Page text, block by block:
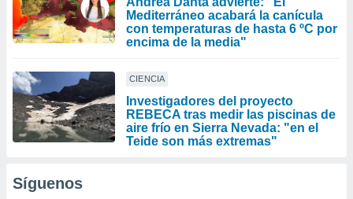
Mediterráneo acabará la canícula
con temperaturas de hasta 6 ºC por
encima de la media"
CIENCIA
Investigadores del proyecto
REBECA tras medir las piscinas de
aire frío en Sierra Nevada: "en el
Teide son más extremas"
Síguenos